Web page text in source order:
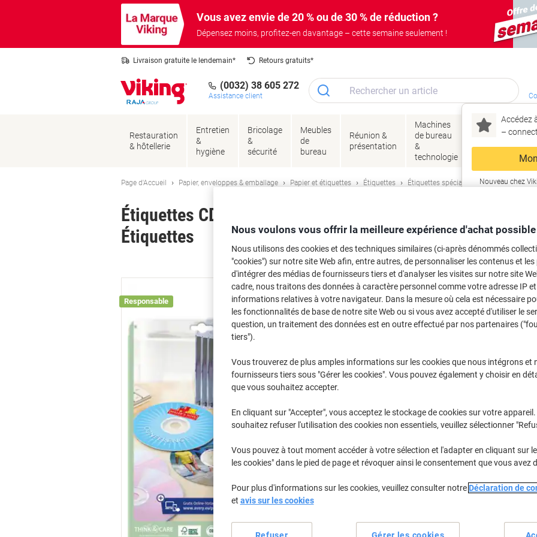
Vous avez envie de 20 % ou de 30 % de réduction ?
Dépensez moins, profitez-en davantage – cette semaine seulement !
Livraison gratuite le lendemain* Retours gratuits*
(0032) 38 605 272
Assistance client
Accédez
–
Nouveau chez
Restauration
& hôtellerie
Entretien
&
hygiène
Bricolage
&
sécurité
Meubles
de
bureau
Réunion &
présentation
Machines
de bureau
&
technologie
Encres
&
Page d'Accueil Papier, enveloppes & emballage Papier et étiquettes Étiquettes Étiquettes spéciales
Étiquettes CD/DVD Avery L6043-25 adhésif A4 Blanc 25
Étiquettes
Marque : Avery Viking N°. 4075110
Responsable
Achetez Plus, Dépensez Moins
€17,59
Paquet
À partir de 3 Paquets
€20,58 TVA incl.
1-2Paquets €18,59
En stock Livraison 2-3 jours
Ajouter à une liste
Spécifications clés
Nous voulons vous offrir la meilleure expérience d'achat possible
Nous utilisons des cookies et des techniques similaires (ci-après dénommés
"cookies") sur notre site Web afin, entre autres, de personnaliser les contenus et les
d'intégrer des médias de fournisseurs tiers et d'analyser les visites sur notre site
cadre, nous traitons des données à caractère personnel comme votre adresse IP et
informations relatives à votre navigateur. Dans la mesure où cela est nécessaire
les fonctionnalités de base de notre site Web ou si vous avez accepté d'utiliser le
question, un traitement des données est en outre effectué par nos partenaires
tiers").
Vous trouverez de plus amples informations sur les cookies que nous intégrons et
fournisseurs tiers sous "Gérer les cookies". Vous pouvez également y choisir en
que vous souhaitez accepter.
En cliquant sur "Accepter", vous acceptez le stockage de cookies sur votre appareil.
souhaitez refuser l'utilisation des cookies non essentiels, veuillez sélectionner
Vous pouvez à tout moment accéder à votre sélection et l'adapter en cliquant sur le
les cookies" dans le pied de page et révoquer ainsi le consentement que vous avez
Pour plus d'informations sur les cookies, veuillez consulter notre Déclaration de
et avis sur les cookies